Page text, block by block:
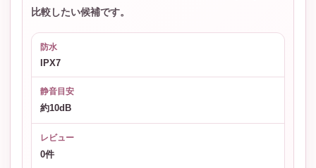
比較したい候補です。
防水
IPX7
静音目安
約10dB
レビュー
0件